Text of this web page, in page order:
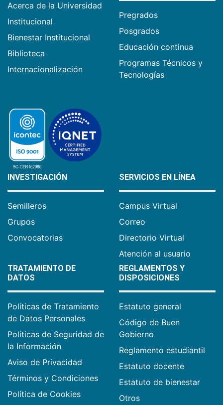
Acerca de la Universidad
Institucional
Bienestar Institucional
Biblioteca
Internacionalización
Pregrados
Posgrados
Educación continua
Programas Técnicos y
Tecnologías
INVESTIGACIÓN
Semilleros
Grupos
Convocatorias
SERVICIOS EN LÍNEA
Campus Virtual
Correo
Directorio Virtual
Atención al usuario
TRATAMIENTO DE
DATOS
Políticas de Tratamiento
de Datos Personales
Políticas de Seguridad de
la Información
Aviso de Privacidad
Términos y Condiciones
Política de Cookies
REGLAMENTOS Y
DISPOSICIONES
Estatuto general
Código de Buen
Gobierno
Reglamento estudiantil
Estatuto docente
Estatuto de bienestar
Otros